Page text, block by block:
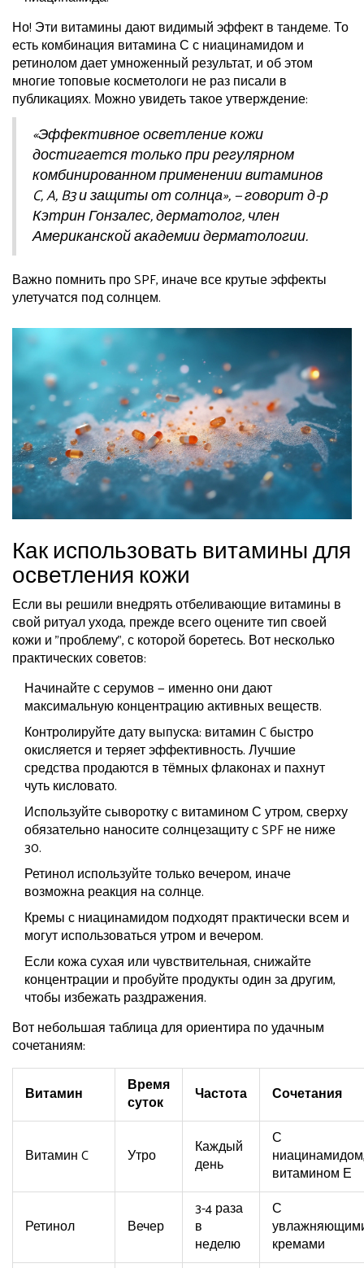
Но! Эти витамины дают видимый эффект в тандеме. То
есть комбинация витамина С с ниацинамидом и
ретинолом дает умноженный результат, и об этом
многие топовые косметологи не раз писали в
публикациях. Можно увидеть такое утверждение:
«Эффективное осветление кожи
достигается только при регулярном
комбинированном применении витаминов
C, A, B3 и защиты от солнца», — говорит д-р
Кэтрин Гонзалес, дерматолог, член
Американской академии дерматологии.
Важно помнить про SPF, иначе все крутые эффекты
улетучатся под солнцем.
Как использовать витамины для
осветления кожи
Если вы решили внедрять отбеливающие витамины в
свой ритуал ухода, прежде всего оцените тип своей
кожи и "проблему", с которой боретесь. Вот несколько
практических советов:
Начинайте с серумов — именно они дают
максимальную концентрацию активных веществ.
Контролируйте дату выпуска: витамин C быстро
окисляется и теряет эффективность. Лучшие
средства продаются в тёмных флаконах и пахнут
чуть кисловато.
Используйте сыворотку с витамином С утром, сверху
обязательно наносите солнцезащиту с SPF не ниже
30.
Ретинол используйте только вечером, иначе
возможна реакция на солнце.
Кремы с ниацинамидом подходят практически всем и
могут использоваться утром и вечером.
Если кожа сухая или чувствительная, снижайте
концентрации и пробуйте продукты один за другим,
чтобы избежать раздражения.
Вот небольшая таблица для ориентира по удачным
сочетаниям:
Витамин
Время
суток
Частота Сочетания
Витамин C Утро
Каждый
день
С
витамином Е
Ретинол Вечер
3-4 раза
в
неделю
С
кремами